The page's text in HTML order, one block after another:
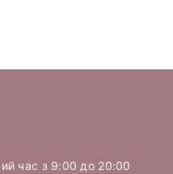
час з 9:00 до 20:00